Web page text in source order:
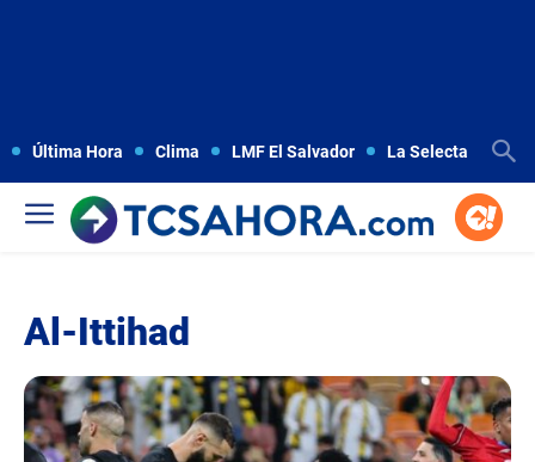
Última Hora Clima LMF El Salvador La Selecta
Al-Ittihad